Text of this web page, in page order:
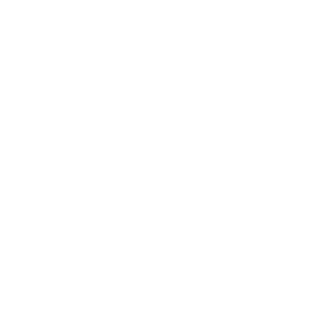
wir erneut einen
sehr schön und
der gut getarnt
wussten, wo wir zuerst
ein voller Erfolg,
Somit haben wir heute
Mal und sonnige
Absprache entschieden